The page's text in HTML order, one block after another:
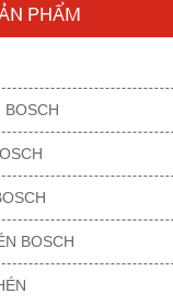
PHẨM
BOSCH
BOSCH